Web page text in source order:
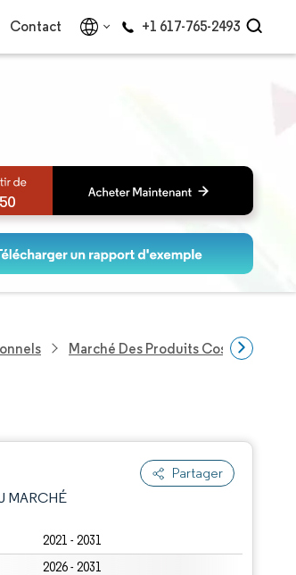
Contact +1 617-765-2493
Marché Des Produits Cosmétiques
Partager
MARCHÉ
2021 - 2031
2026 - 2031